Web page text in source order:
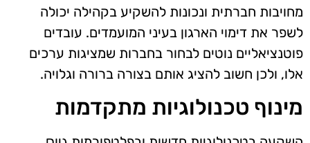
מחויבות חברתית ונכונות להשקיע בקהילה יכולה
לשפר את דימוי הארגון בעיני המועמדים. עובדים
פוטנציאליים נוטים לבחור בחברות שמציגות ערכים
אלו, ולכן חשוב להציג אותם בצורה ברורה וגלויה.
מינוף טכנולוגיות מתקדמות